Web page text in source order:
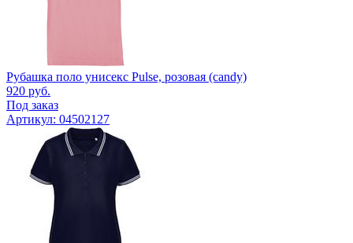
Рубашка поло унисекс Pulse, розовая (candy)
920 руб.
Под заказ
Артикул: 04502127